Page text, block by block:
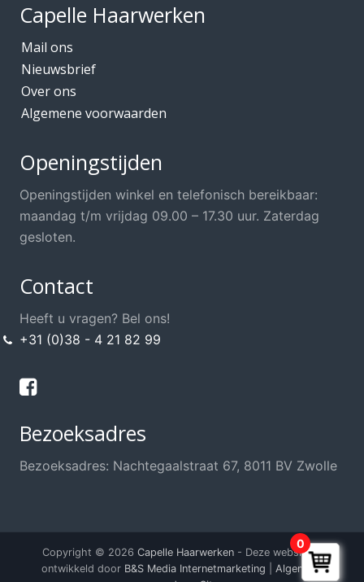
Capelle Haarwerken
Mail ons
Nieuwsbrief
Over ons
Algemene voorwaarden
Openingstijden
Openingstijden winkel en telefonisch bereikbaar:
maandag t/m vrijdag 09.00 – 17.30 uur. Zaterdag
gesloten.
Contact
Heeft u vragen? Bel ons!
+31 (0)38 - 4 21 82 99
Bezoeksadres
Bezoeksadres: Nachtegaalstraat 67, 8011 BV Zwolle
Copyright © 2026 Capelle Haarwerken- Deze website is
ontwikkeld door B&S Media Internetmarketing
Algemene
0